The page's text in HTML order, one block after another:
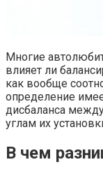
Многие
влияет ли
как вообще
определение
дисбаланса
углам их
В чем